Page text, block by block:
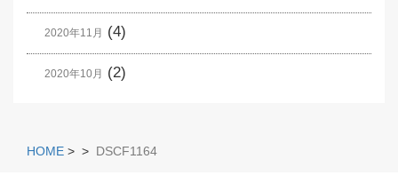
2020年11月 (4)
2020年10月 (2)
HOME > > DSCF1164